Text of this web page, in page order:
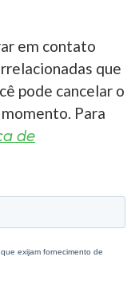
em contato
que
pode cancelar o
Para
de